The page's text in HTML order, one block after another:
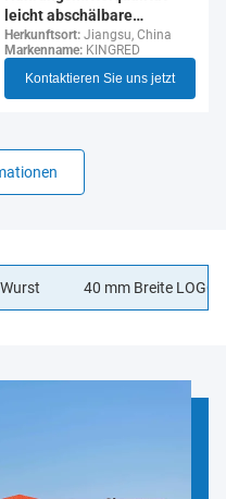
leicht abschälbare
durchsichtige Zellulose-
Wurst-Hülle für Hotdogs
Herkunftsort: Jiangsu, China
Markenname: KINGRED
Kontaktieren Sie uns jetzt
40 mm Breite LOGO